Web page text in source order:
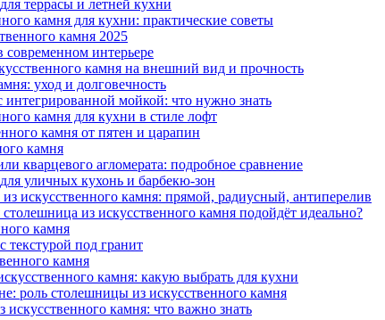
террасы и летней кухни
камня для кухни: практические советы
камня 2025
интерьере
камня на внешний вид и прочность
уход и долговечность
мойкой: что нужно знать
камня для кухни в стиле лофт
камня от пятен и царапин
камня
кварцевого агломерата: подробное сравнение
уличных кухонь и барбекю-зон
искусственного камня: прямой, радиусный, антиперелив
из искусственного камня подойдёт идеально?
камня
текстурой под гранит
камня
камня: какую выбрать для кухни
роль столешницы из искусственного камня
камня: что важно знать